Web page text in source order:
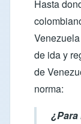
Hasta
de ida y
de
norma:
¿Para